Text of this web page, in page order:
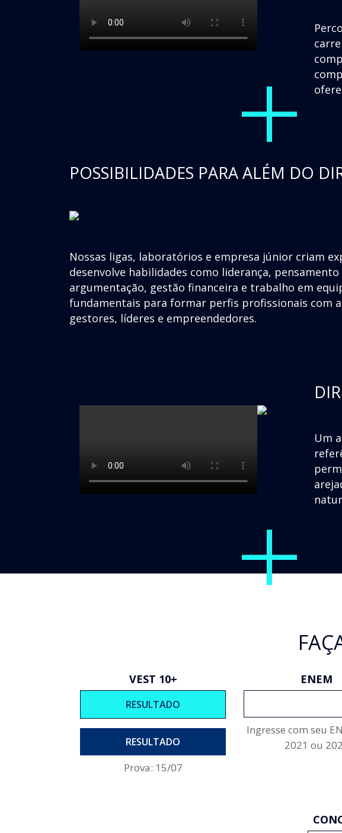
+
POSSIBILIDADES PARA ALÉM DO
Nossas ligas, laboratórios e empresa júnior criam
desenvolve habilidades como liderança,
argumentação, gestão financeira e trabalho em
fundamentais para formar perfis profissionais com
gestores, líderes e empreendedores.
+
Um
VEST 10+
RESULTADO
RESULTADO
Prova: 15/07
ENEM
Ingresse com seu
2021 ou